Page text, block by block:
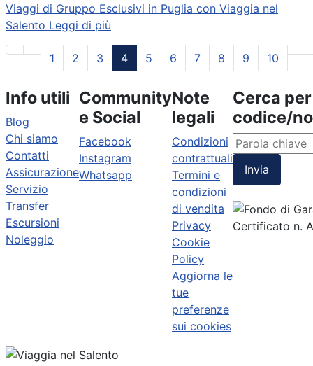
Viaggi di Gruppo Esclusivi in Puglia con Viaggia nel
Salento Leggi di più
1 2 3 4 5 6 7 8 9 10
Info utili
Blog
Chi siamo
Contatti
Assicurazione
Servizio
Transfer
Escursioni
Noleggio
Community
e Social
Facebook
Instagram
Whatsapp
Note
legali
Condizioni
contrattuali
Termini e
condizioni
di vendita
Privacy
Cookie
Policy
Aggiorna le
tue
preferenze
sui cookies
Cerca per
codice/
Invia
Certificato n.